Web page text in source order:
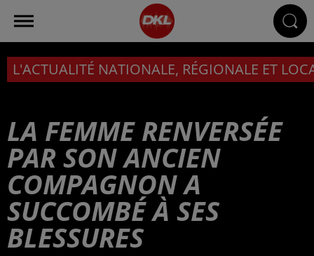
L'ACTUALITÉ NATIONALE, RÉGIONALE ET
LA FEMME RENVERSÉE
PAR SON ANCIEN
COMPAGNON A
SUCCOMBÉ À SES
BLESSURES